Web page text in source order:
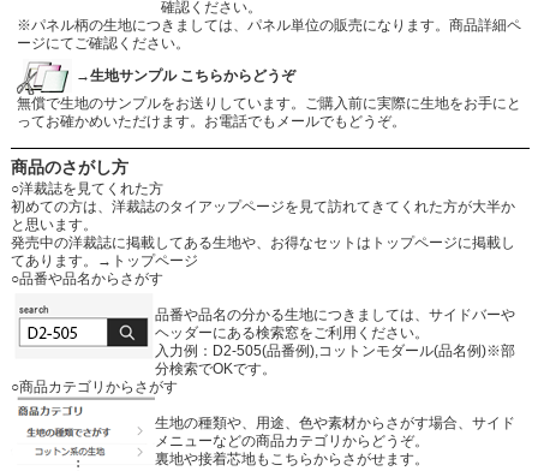
確認ください。
※パネル柄の生地につきましては、パネル単位の販売になります。商品詳細ペ
ージにてご確認ください。
→生地サンプル こちらからどうぞ
無償で生地のサンプルをお送りしています。ご購入前に実際に生地をお手にと
ってお確かめいただけます。お電話でもメールでもどうぞ。
商品のさがし方
○洋裁誌を見てくれた方
初めての方は、洋裁誌のタイアップページを見て訪れてきてくれた方が大半か
と思います。
発売中の洋裁誌に掲載してある生地や、お得なセットはトップページに掲載し
てあります。
→トップページ
○品番や品名からさがす
品番や品名の分かる生地につきましては、サイドバーや
ヘッダーにある検索窓をご利用ください。
入力例：D2-505(品番例),コットンモダール(品名例)※部
分検索でOKです。
○商品カテゴリからさがす
生地の種類や、用途、色や素材からさがす場合、サイド
メニューなどの商品カテゴリからどうぞ。
裏地や接着芯地もこちらからさがせます。